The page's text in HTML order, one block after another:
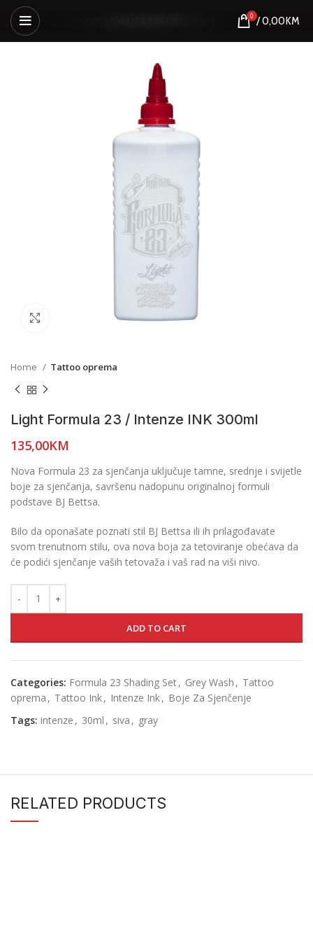
0 /0,00KM
Click to enlarge
Home Tattoo oprema
Light Formula 23 / Intenze INK 300ml
135,00KM
Nova Formula 23 za sjenčanja uključuje tamne, srednje i svijetle
boje za sjenčanja, savršenu nadopunu originalnoj formuli
podstave BJ Bettsa.
Bilo da oponašate poznati stil BJ Bettsa ili ih prilagođavate
svom trenutnom stilu, ova nova boja za tetoviranje obećava da
će podići sjenčanje vaših tetovaža i vaš rad na viši nivo.
ADD TO CART
Categories: Formula 23 Shading Set, Grey Wash , Tattoo
oprema , Tattoo Ink, Intenze Ink, Boje Za Sjenčenje
Tags: intenze , 30ml , siva , gray
RELATED PRODUCTS